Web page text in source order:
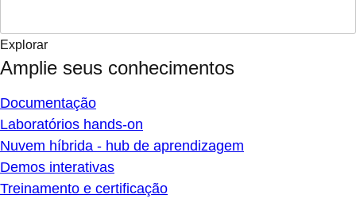
Explorar
Amplie seus conhecimentos
Documentação
Laboratórios hands-on
Nuvem híbrida - hub de aprendizagem
Demos interativas
Treinamento e certificação